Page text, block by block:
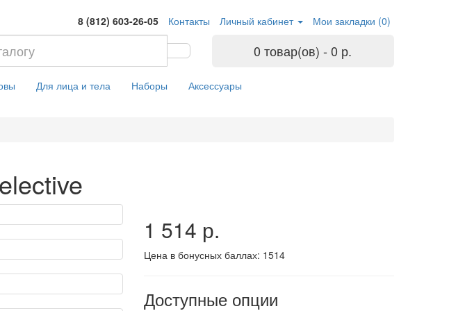
8 (812) 603-26-05
Контакты Личный кабинет Мои закладки (0)
0 товар(ов) - 0 р.
Для лица и тела Наборы Аксессуары
1 514 р.
Цена в бонусных баллах: 1514
Доступные опции